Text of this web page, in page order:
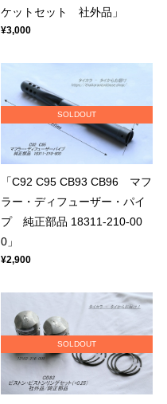
ケットセット 社外品」
¥3,000
SOLDOUT
「C92 C95 CB93 CB96 マフ
ラー・ディフューザー・パイ
プ 純正部品 18311-210-00
0」
¥2,900
SOLDOUT